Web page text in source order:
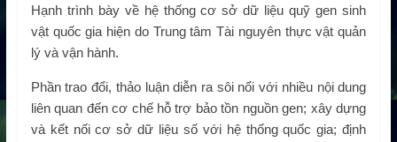
Hạnh trình bày về hệ thống cơ sở dữ liệu quỹ gen sinh
vật quốc gia hiện do Trung tâm Tài nguyên thực vật quản
lý và vận hành.
Phần trao đổi, thảo luận diễn ra sôi nổi với nhiều nội dung
liên quan đến cơ chế hỗ trợ bảo tồn nguồn gen; xây dựng
và kết nối cơ sở dữ liệu số với hệ thống quốc gia; định